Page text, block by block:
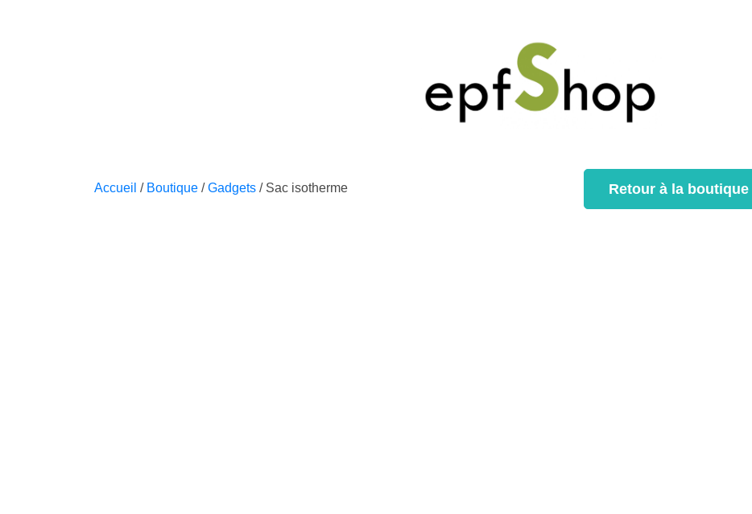
Retour à la boutique
Accueil / Boutique /Gadgets / Sac isotherme